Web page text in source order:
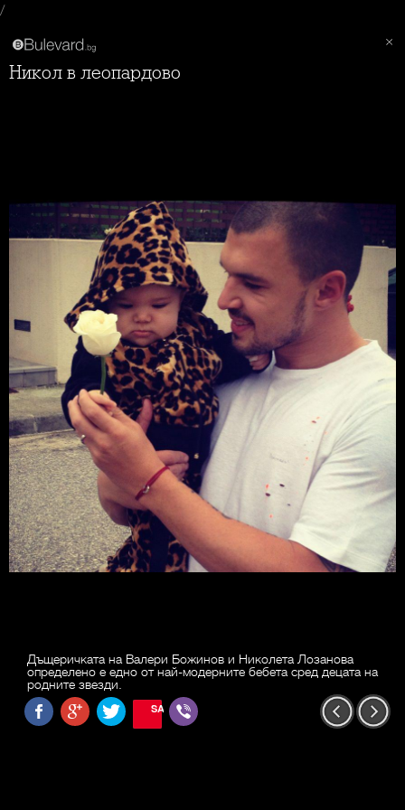
/
Никол в леопардово
Дъщеричката на Валери Божинов и Николета Лозанова
определено е едно от най-модерните бебета сред децата на
родните звезди.
SAVE